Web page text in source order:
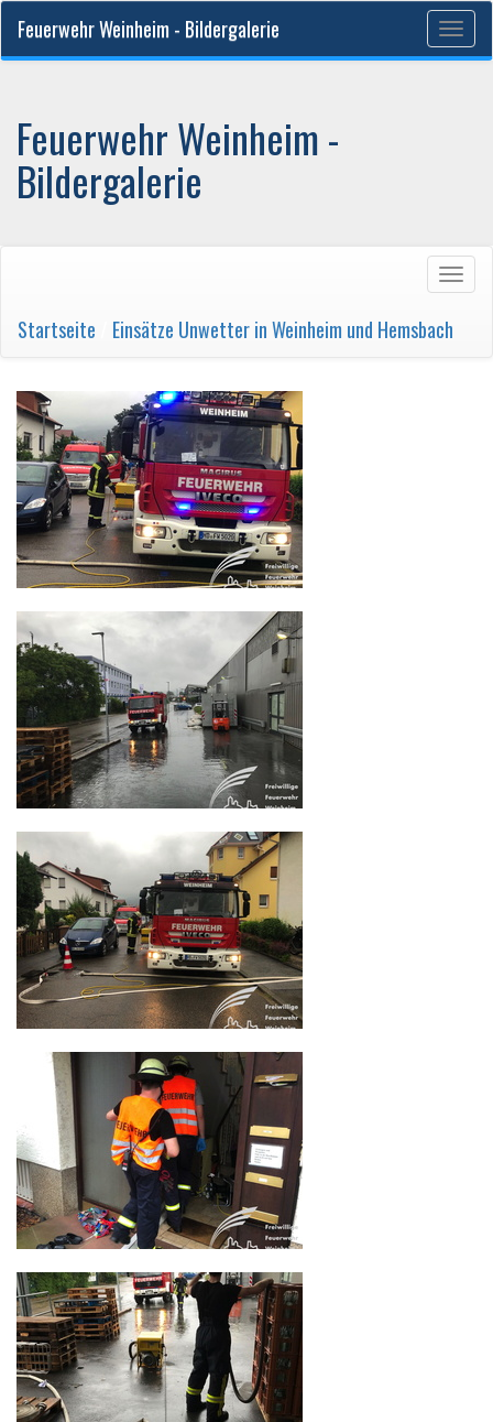
Feuerwehr Weinheim - Bildergalerie
Feuerwehr Weinheim -
Bildergalerie
Startseite Einsätze Unwetter in Weinheim und Hemsbach